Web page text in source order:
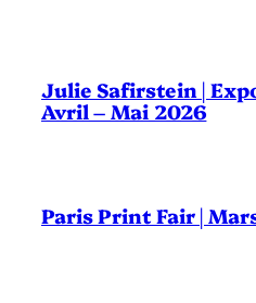
Julie Safirstein |
Avril – Mai 2026
Paris Print Fair |